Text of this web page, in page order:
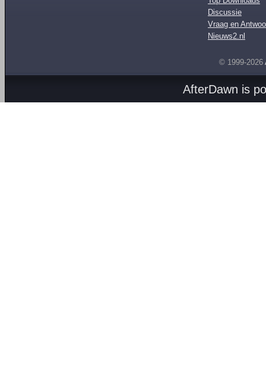
Discussie
Vraag en
Nieuws2.nl
© 1999-2026
AfterDawn is